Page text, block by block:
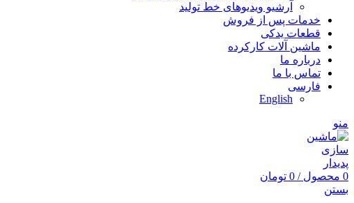
آرشیو ویدیوهای خط تولید
خدمات پس از فروش
قطعات یدکی
ماشین آلات کارکرده
درباره ما
تماس با ما
فارسی
English
منو
0 محصول /
0 تومان
بستن